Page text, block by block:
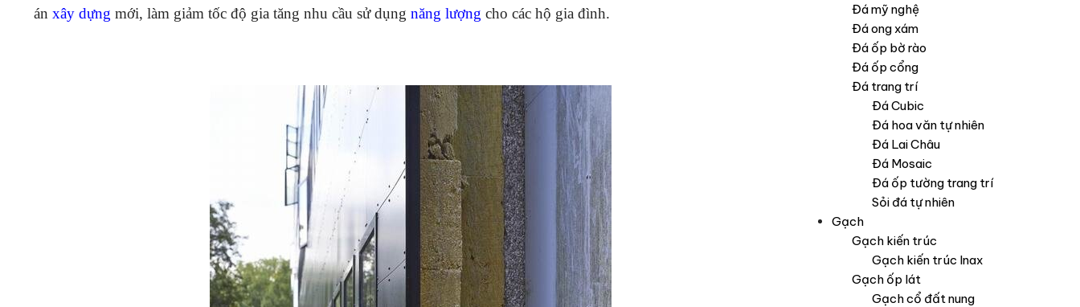
án xây dựng mới, làm giảm tốc độ gia tăng nhu cầu sử dụng năng lượng cho các hộ gia đình.
Đá mỹ nghệ
Đá ong xám
Đá ốp bờ rào
Đá ốp cổng
Đá trang trí
Đá Cubic
Đá hoa văn tự nhiên
Đá Lai Châu
Đá Mosaic
Đá ốp tường trang trí
Sỏi đá tự nhiên
Gạch
Gạch kiến trúc
Gạch kiến trúc Inax
Gạch ốp lát
Gạch cổ đất nung